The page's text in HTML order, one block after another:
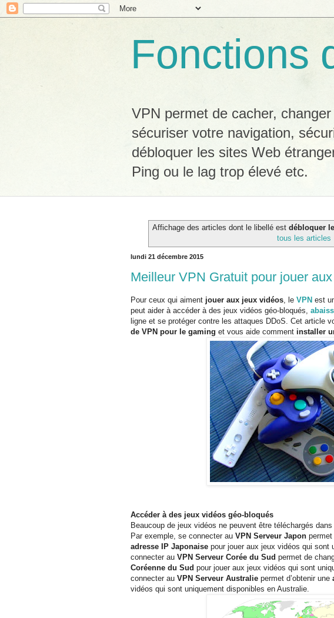
Fonctions
VPN permet de cacher,
sécuriser votre navigation,
débloquer les sites Web
Ping ou le lag trop élevé etc.
Affichage des articles dont le libellé estdébloquer
tous les articles
lundi 21 décembre 2015
Meilleur VPN Gratuit pour jouer
Pour ceux qui aiment jouer aux jeux vidéos , le VPN est
peut aider à accéder à des jeux vidéos géo-bloqués,
ligne et se protéger contre les attaques DDoS. Cet article
de VPN pour le gaming et vous aide comment installer
Accéder à des jeux vidéos géo-bloqués
Beaucoup de jeux vidéos ne peuvent être téléchargés dans
Par exemple, se connecter au VPN Serveur Japon
adresse IP Japonaise pour jouer aux jeux vidéos qui sont
connecter au VPN Serveur Corée du Sud permet de
Coréenne du Sud pour jouer aux jeux vidéos qui sont
connecter au VPN Serveur Australie permet d’obtenir une
vidéos qui sont uniquement disponibles en Australie.